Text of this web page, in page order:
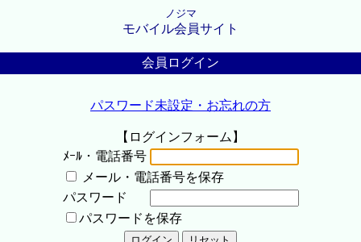
ノジマ
モバイル会員サイト
会員ログイン
パスワード未設定・お忘れの方
【ログインフォーム】
ﾒｰﾙ・電話番号
メール・電話番号を保存
パスワード
パスワードを保存